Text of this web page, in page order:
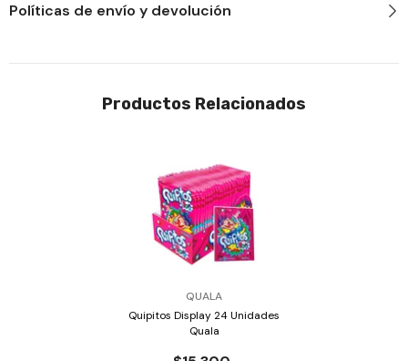
Políticas de envío y devolución
Productos Relacionados
QUALA
Quipitos Display 24 Unidades
Quala